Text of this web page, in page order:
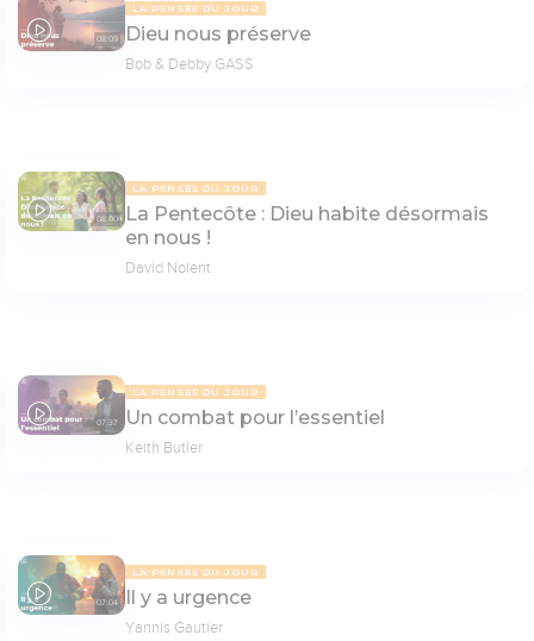
08:09
LA PENSÉE DU JOUR
Dieu nous préserve
Bob & Debby GASS
08:00
LA PENSÉE DU JOUR
La Pentecôte : Dieu habite désormais
en nous !
David Nolent
07:37
LA PENSÉE DU JOUR
Un combat pour l’essentiel
Keith Butler
07:04
LA PENSÉE DU JOUR
Il y a urgence
Yannis Gautier